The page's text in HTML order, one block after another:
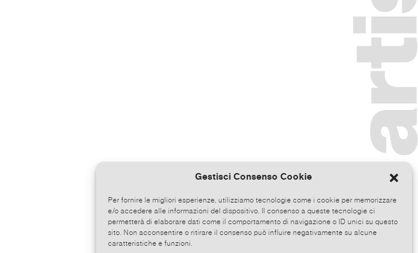
Gestisci Consenso Cookie
Per fornire le migliori esperienze, utilizziamo tecnologie come i cookie per memorizzare
e/o accedere alle informazioni del dispositivo. Il consenso a queste tecnologie ci
permetterà di elaborare dati come il comportamento di navigazione o ID unici su questo
sito. Non acconsentire o ritirare il consenso può influire negativamente su alcune
caratteristiche e funzioni.